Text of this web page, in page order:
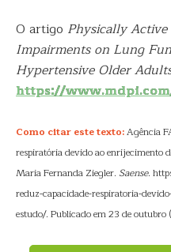
O artigo Physically
Impairments on Lung
Hypertensive Older
https://
Como citar este texto:Agência
respiratória devido ao enrijecimento
Maria Fernanda Ziegler. Saense.
reduz-capacidade-respiratoria-
estudo/. Publicado em 23 de